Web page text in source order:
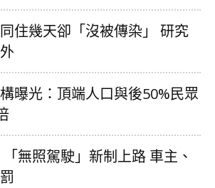
住幾天卻「沒被傳染」 研究
曝光：頂端人口與後50%民眾
無照駕駛」新制上路 車主、